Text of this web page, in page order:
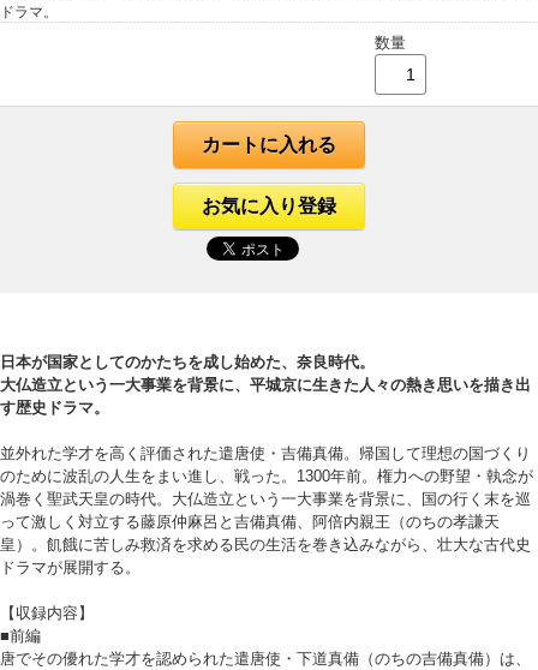
ドラマ。
数量
カートに入れる
お気に入り登録
日本が国家としてのかたちを成し始めた、奈良時代。
大仏造立という一大事業を背景に、平城京に生きた人々の熱き思いを描き出
す歴史ドラマ。
並外れた学才を高く評価された遣唐使・吉備真備。帰国して理想の国づくり
のために波乱の人生をまい進し、戦った。1300年前。権力への野望・執念が
渦巻く聖武天皇の時代。大仏造立という一大事業を背景に、国の行く末を巡
って激しく対立する藤原仲麻呂と吉備真備、阿倍内親王（のちの孝謙天
皇）。飢餓に苦しみ救済を求める民の生活を巻き込みながら、壮大な古代史
ドラマが展開する。
【収録内容】
■前編
唐でその優れた学才を認められた遣唐使・下道真備（のちの吉備真備）は、